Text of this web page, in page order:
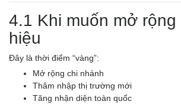
4.1 Khi muốn mở
hiệu
Đây là thời điểm “vàng”:
Mở rộng chi nhánh
Thâm nhập thị trường mới
Tăng nhận diện toàn quốc